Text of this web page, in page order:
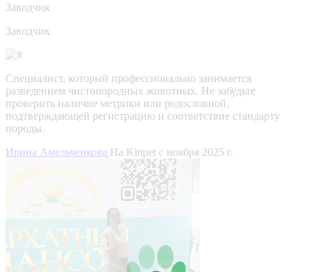
Заводчик
Заводчик
Специалист, который профессионально занимается
разведением чистопородных животных. Не забудьте
проверить наличие метрики или родословной,
подтверждающей регистрацию и соответствие стандарту
породы.
Ирина Амельченкова На Kinpet c ноября 2025 г.